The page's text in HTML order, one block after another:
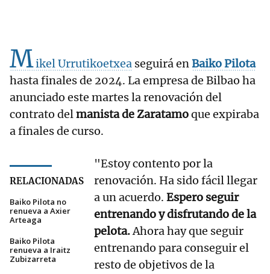
Mikel Urrutikoetxea seguirá enBaiko Pilota
hasta finales de 2024. La empresa de Bilbao ha
anunciado este martes la renovación del
contrato delmanista de Zaratamoque expiraba
a finales de curso.
RELACIONADAS
Baiko Pilota no
renueva a Axier
Arteaga
Baiko Pilota
renueva a Iraitz
Zubizarreta
"Estoy contento por la
renovación. Ha sido fácil llegar
a un acuerdo. Espero seguir
entrenando y disfrutando de la
pelota.Ahora hay que seguir
entrenando para conseguir el
resto de objetivos de la